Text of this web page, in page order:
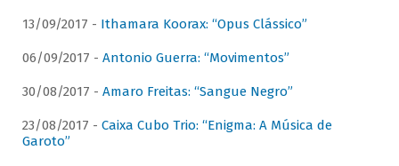
13/09/2017 - Ithamara Koorax: “Opus Clássico”
06/09/2017 - Antonio Guerra: “Movimentos”
30/08/2017 - Amaro Freitas: “Sangue Negro”
23/08/2017 - Caixa Cubo Trio: “Enigma: A Música de
Garoto”